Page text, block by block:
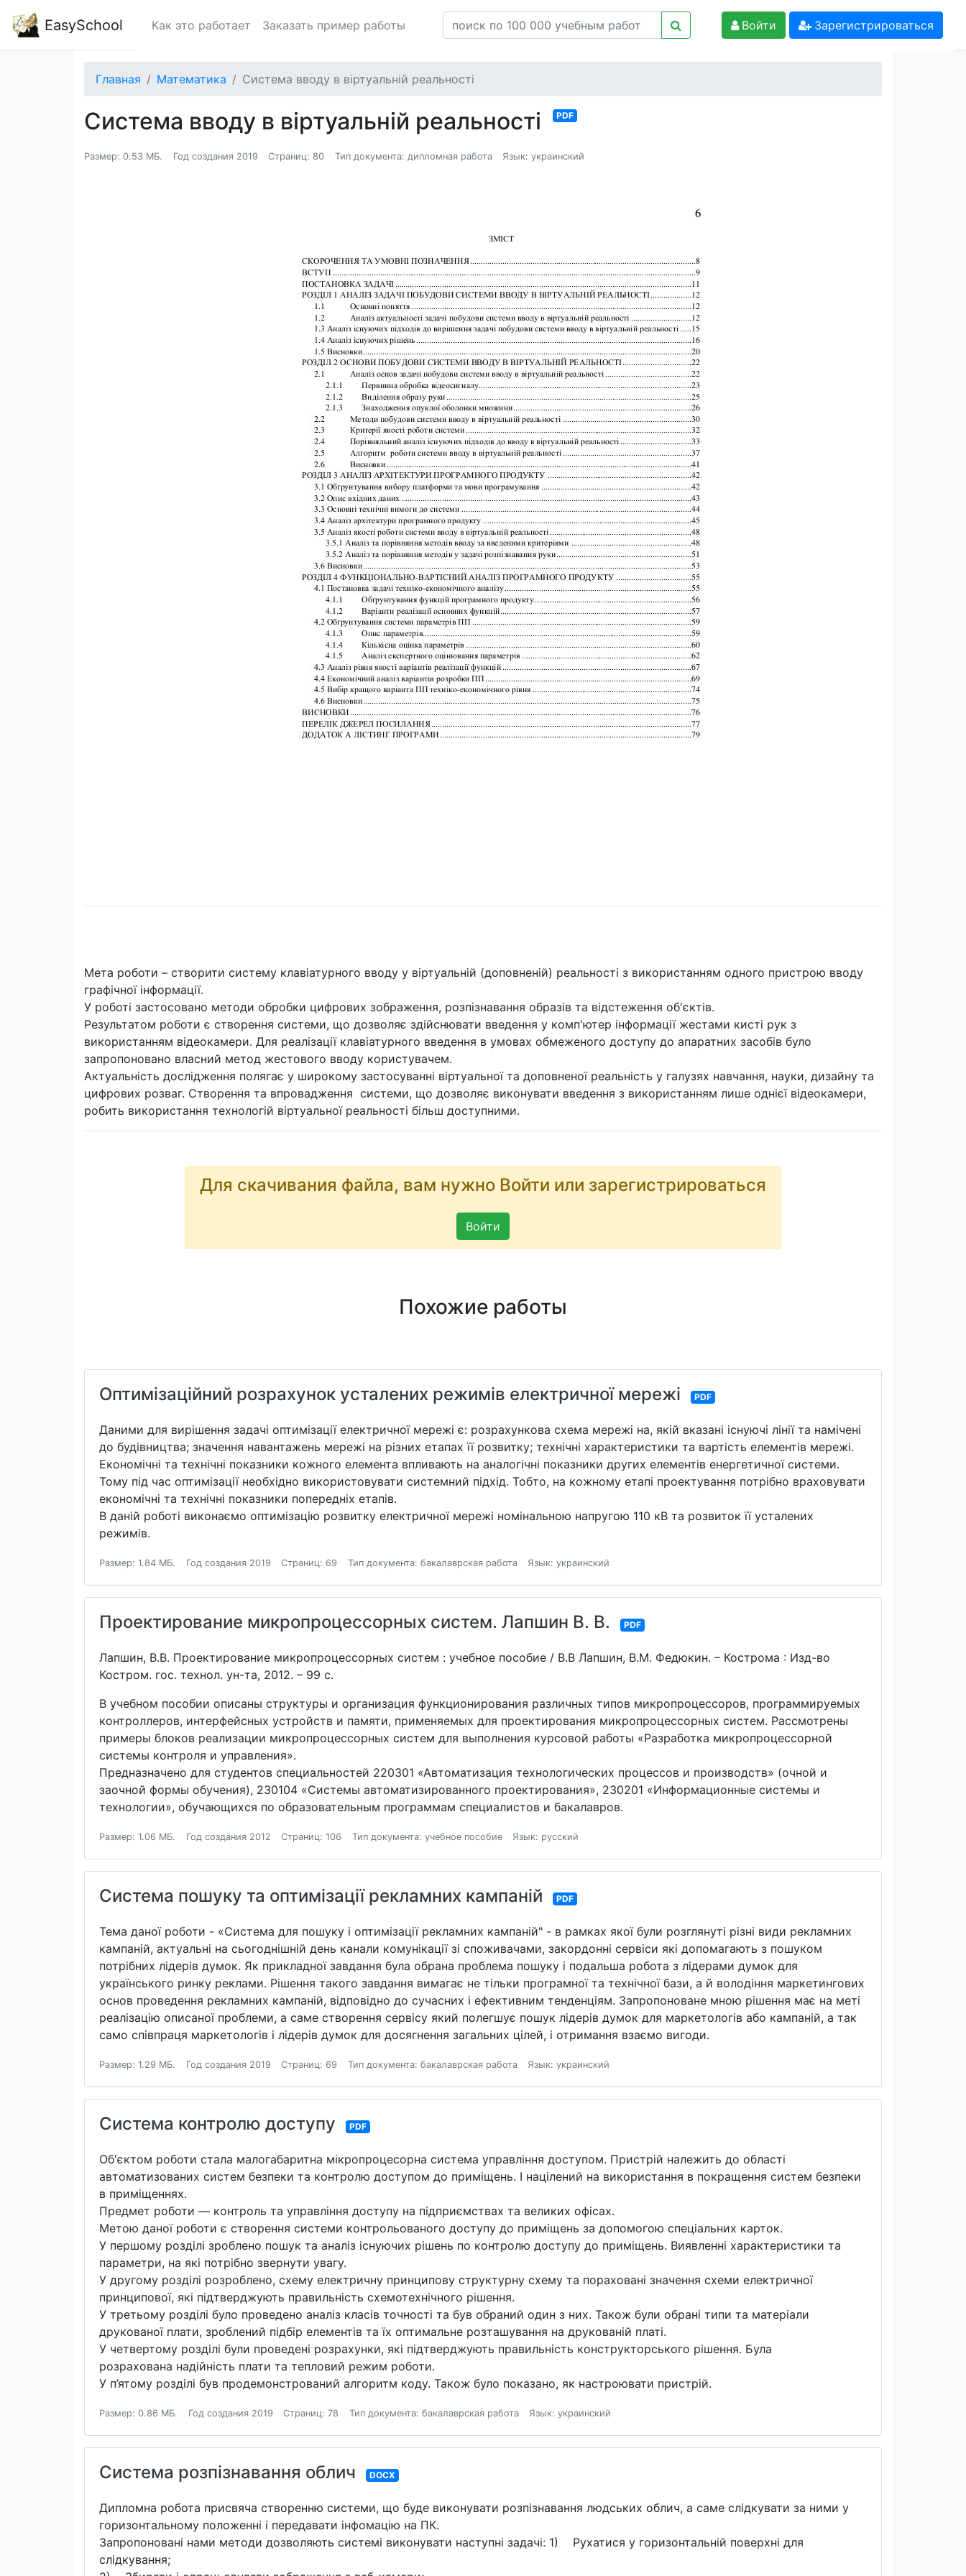
EasySchool Как это работает Заказать пример работы Войти Зарегистрироваться
Главная Математика Система вводу в віртуальній реальності
Система вводу в віртуальній реальності PDF
Размер: 0.53 МБ. Год создания 2019 Страниц: 80 Тип документа: дипломная работа Язык: украинский
Мета роботи – створити систему клавіатурного вводу у віртуальній (доповненій) реальності з використанням одного пристрою вводу
графічної інформації.
У роботі застосовано методи обробки цифрових зображення, розпізнавання образів та відстеження об'єктів.
Результатом роботи є створення системи, що дозволяє здійснювати введення у комп'ютер інформації жестами кисті рук з
використанням відеокамери. Для реалізації клавіатурного введення в умовах обмеженого доступу до апаратних засобів було
запропоновано власний метод жестового вводу користувачем.
Актуальність дослідження полягає у широкому застосуванні віртуальної та доповненої реальність у галузях навчання, науки, дизайну та
цифрових розваг. Створення та впровадження системи, що дозволяє виконувати введення з використанням лише однієї відеокамери,
робить використання технологій віртуальної реальності більш доступними.
Для скачивания файла, вам нужно Войти или зарегистрироваться
Войти
Похожие работы
Оптимізаційний розрахунок усталених режимів електричної мережі PDF
Даними для вирішення задачі оптимізації електричної мережі є: розрахункова схема мережі на, якій вказані існуючі лінії та намічені
до будівництва; значення навантажень мережі на різних етапах її розвитку; технічні характеристики та вартість елементів мережі.
Економічні та технічні показники кожного елемента впливають на аналогічні показники других елементів енергетичної системи.
Тому під час оптимізації необхідно використовувати системний підхід. Тобто, на кожному етапі проектування потрібно враховувати
економічні та технічні показники попередніх етапів.
В даній роботі виконаємо оптимізацію розвитку електричної мережі номінальною напругою 110 кВ та розвиток її усталених
режимів.
Размер: 1.84 МБ. Год создания 2019 Страниц: 69 Тип документа: бакалаврская работа Язык: украинский
Проектирование микропроцессорных систем. Лапшин В. В. PDF
Лапшин, В.В. Проектирование микропроцессорных систем : учебное пособие / В.В Лапшин, В.М. Федюкин. – Кострома : Изд-во
Костром. гос. технол. ун-та, 2012. – 99 с.
В учебном пособии описаны структуры и организация функционирования различных типов микропроцессоров, программируемых
контроллеров, интерфейсных устройств и памяти, применяемых для проектирования микропроцессорных систем. Рассмотрены
примеры блоков реализации микропроцессорных систем для выполнения курсовой работы «Разработка микропроцессорной
системы контроля и управления».
Предназначено для студентов специальностей 220301 «Автоматизация технологических процессов и производств» (очной и
заочной формы обучения), 230104 «Системы автоматизированного проектирования», 230201 «Информационные системы и
технологии», обучающихся по образовательным программам специалистов и бакалавров.
Размер: 1.06 МБ. Год создания 2012 Страниц: 106 Тип документа: учебное пособие Язык: русский
Система пошуку та оптимізації рекламних кампаній PDF
Тема даної роботи - «Система для пошуку і оптимізації рекламних кампаній" - в рамках якої були розглянуті різні види рекламних
кампаній, актуальні на сьогоднішній день канали комунікації зі споживачами, закордонні сервіси які допомагають з пошуком
потрібних лідерів думок. Як прикладної завдання була обрана проблема пошуку і подальша робота з лідерами думок для
українського ринку реклами. Рішення такого завдання вимагає не тільки програмної та технічної бази, а й володіння маркетингових
основ проведення рекламних кампаній, відповідно до сучасних і ефективним тенденціям. Запропоноване мною рішення має на меті
реалізацію описаної проблеми, а саме створення сервісу який полегшує пошук лідерів думок для маркетологів або кампаній, а так
само співпраця маркетологів і лідерів думок для досягнення загальних цілей, і отримання взаємо вигоди.
Размер: 1.29 МБ. Год создания 2019 Страниц: 69 Тип документа: бакалаврская работа Язык: украинский
Система контролю доступу PDF
Об'єктом роботи стала малогабаритна мікропроцесорна система управління доступом. Пристрій належить до області
автоматизованих систем безпеки та контролю доступом до приміщень. І націлений на використання в покращення систем безпеки
в приміщеннях.
Предмет роботи — контроль та управління доступу на підприємствах та великих офісах.
Метою даної роботи є створення системи контрольованого доступу до приміщень за допомогою спеціальних карток.
У першому розділі зроблено пошук та аналіз існуючих рішень по контролю доступу до приміщень. Виявленні характеристики та
параметри, на які потрібно звернути увагу.
У другому розділі розроблено, схему електричну принципову структурну схему та пораховані значення схеми електричної
принципової, які підтверджують правильність схемотехнічного рішення.
У третьому розділі було проведено аналіз класів точності та був обраний один з них. Також були обрані типи та матеріали
друкованої плати, зроблений підбір елементів та їх оптимальне розташування на друкованій платі.
У четвертому розділі були проведені розрахунки, які підтверджують правильність конструкторського рішення. Була
розрахована надійність плати та тепловий режим роботи.
У п’ятому розділі був продемонстрований алгоритм коду. Також було показано, як настроювати пристрій.
Размер: 0.86 МБ. Год создания 2019 Страниц: 78 Тип документа: бакалаврская работа Язык: украинский
Система розпізнавання облич DOCX
Дипломна робота присвяча створенню системи, що буде виконувати розпізнавання людських облич, а саме слідкувати за ними у
горизонтальному положенні і передавати інфомацію на ПК.
Запропоновані нами методи дозволяють системі виконувати наступні задачі: 1) Рухатися у горизонтальній поверхні для
слідкування;